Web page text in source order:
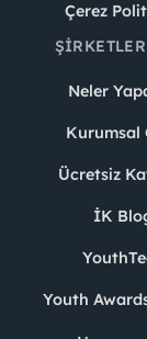
Çerez
Neler
Kurumsal
Ücretsiz
İK
Youth